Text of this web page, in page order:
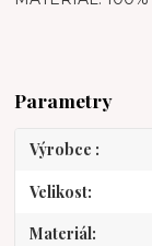
Parametry
Výrobce
Velikost
Materiál